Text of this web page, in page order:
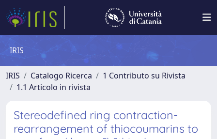
IRIS
IRIS Catalogo Ricerca
1 Contributo su Rivista
1.1 Articolo in rivista
Stereodefined ring contraction-
rearrangement of thiocoumarins to